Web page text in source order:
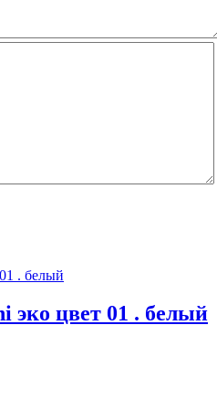
цвет 01 . белый